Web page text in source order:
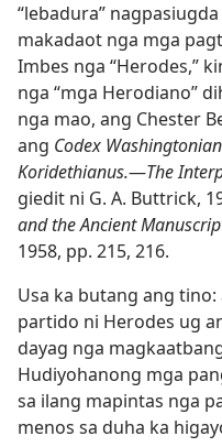
“lebadura”
makadaot nga mga
Imbes nga “Herodes,”
nga “mga Herodiano”
nga mao, ang Chester
ang Codex
Koridethianus.​—The
giedit ni G. A. Buttrick,
and the Ancient
1958, pp. 215, 216.
Usa ka butang ang
partido ni Herodes ug
dayag nga
Hudiyohanong mga
sa ilang mapintas nga
menos sa duha ka